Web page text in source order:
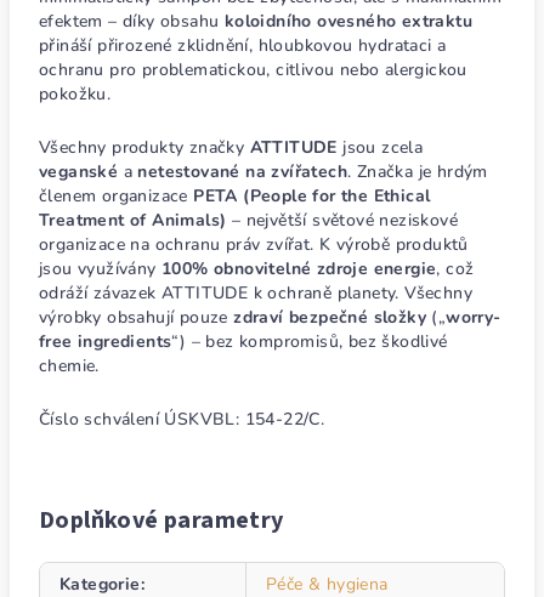
efektem – díky obsahu koloidního ovesného extraktu
přináší přirozené zklidnění, hloubkovou hydrataci a
ochranu pro problematickou, citlivou nebo alergickou
pokožku.
Všechny produkty značky ATTITUDE jsou zcela
veganské a netestované na zvířatech. Značka je hrdým
členem organizace PETA (People for the Ethical
Treatment of Animals) – největší světové neziskové
organizace na ochranu práv zvířat. K výrobě produktů
jsou využívány 100% obnovitelné zdroje energie, což
odráží závazek ATTITUDE k ochraně planety. Všechny
výrobky obsahují pouzezdraví bezpečné složky („worry-
free ingredients“) – bez kompromisů, bez škodlivé
chemie.
Číslo schválení ÚSKVBL: 154-22/C.
Doplňkové parametry
Kategorie:
Péče & hygiena